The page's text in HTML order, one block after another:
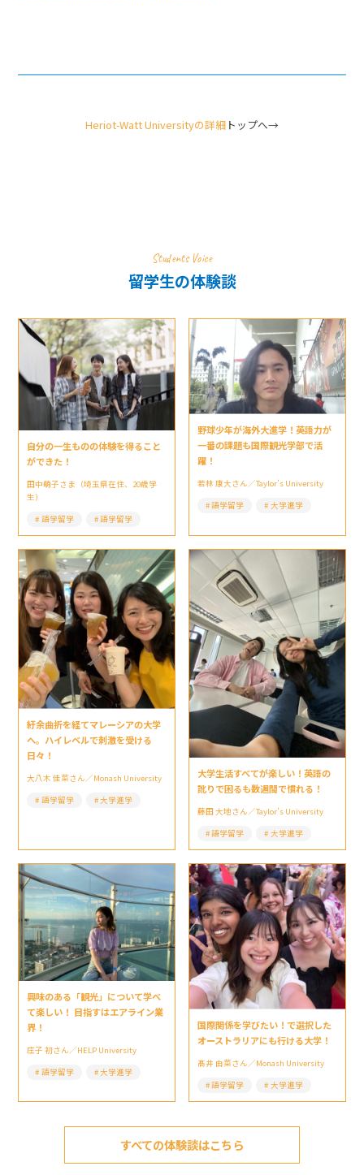
Heriot-Watt Universityの詳細 トップへ→
Students Voice
留学生の体験談
自分の一生ものの体験を得ること
ができた！
田中萌子さま（埼玉県在住、20歳学
生）
語学留学
語学留学
野球少年が海外大進学！英語力が
一番の課題も国際観光学部で活
躍！
若林 康大さん／Taylor’s University
語学留学
大学進学
紆余曲折を経てマレーシアの大学
へ。ハイレベルで刺激を受ける
日々！
大八木 佳菜さん／Monash University
語学留学
大学進学
大学生活すべてが楽しい！英語の
訛りで困るも数週間で慣れる！
藤田 大地さん／Taylor’s University
語学留学
大学進学
興味のある「観光」について学べ
て楽しい！ 目指すはエアライン業
界！
庄子 初さん／HELP University
語学留学
大学進学
国際関係を学びたい！で選択した
オーストラリアにも行ける大学！
髙井 由菜さん／Monash University
語学留学
大学進学
すべての体験談はこちら